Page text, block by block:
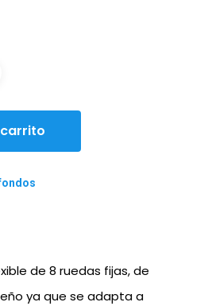
de 8 ruedas fijas, de
ya que se adapta a